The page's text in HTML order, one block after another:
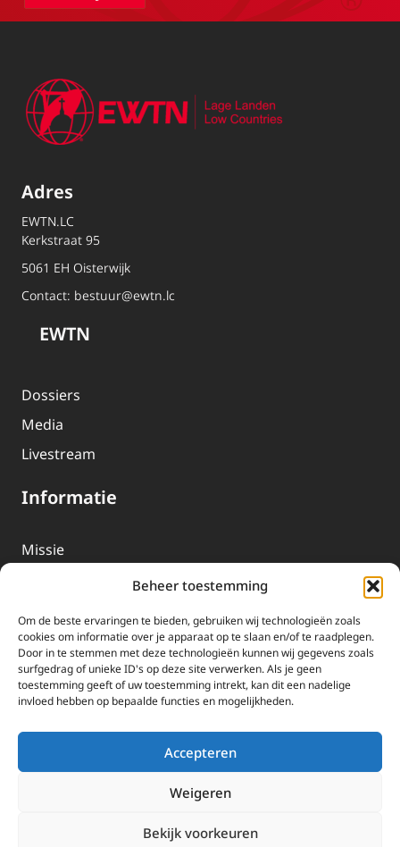
Beheer toestemming
Om de beste ervaringen te bieden, gebruiken wij technologieën zoals
cookies om informatie over je apparaat op te slaan en/of te raadplegen.
Door in te stemmen met deze technologieën kunnen wij gegevens zoals
surfgedrag of unieke ID's op deze site verwerken. Als je geen
toestemming geeft of uw toestemming intrekt, kan dit een nadelige
invloed hebben op bepaalde functies en mogelijkheden.
Accepteren
Weigeren
Bekijk voorkeuren
Adres
EWTN.LC
Kerkstraat 95
5061 EH Oisterwijk
Contact: bestuur@ewtn.lc
EWTN
Dossiers
Media
Livestream
Informatie
Missie
EWTN-Team
Organisatiegegevens
Doneren
EWTN wordt uitsluitend gefinancierd door uw donaties.
Wij ontvangen bewust geen advertentie-inkomsten of